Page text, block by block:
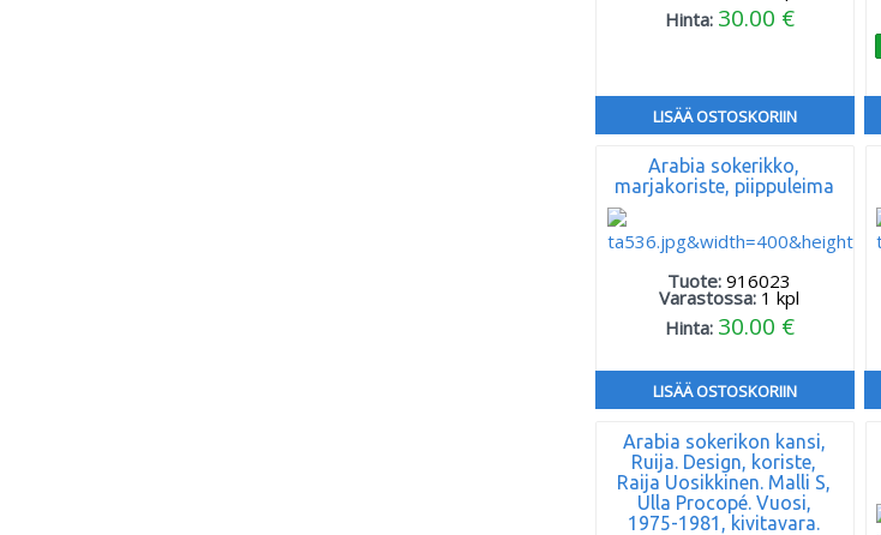
Hinta: 30.00 €
LISÄÄ OSTOSKORIIN
Arabia sokerikko,
marjakoriste, piippuleima
Tuote:916023
Varastossa: 1 kpl
Hinta: 30.00 €
LISÄÄ OSTOSKORIIN
Arabia sokerikon kansi,
Ruija. Design, koriste,
Raija Uosikkinen. Malli S,
Ulla Procopé. Vuosi,
1975-1981, kivitavara.